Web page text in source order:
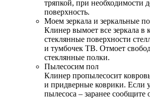
тряпкой, при необходимости
поверхность.
Моем зеркала и зеркальные
Клинер вымоет все зеркала в
стеклянные поверхности
и тумбочек ТВ. Отмоет
стеклянные полки.
Пылесосим пол
Клинер пропылесосит
и придверные коврики. Если
пылесоса – заранее сообщите